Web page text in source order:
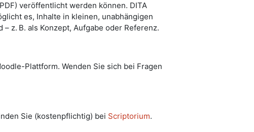
veröffentlicht werden können. DITA
es, Inhalte in kleinen, unabhängigen
z. B. als Konzept, Aufgabe oder Referenz.
Plattform. Wenden Sie sich bei Fragen
Sie (kostenpflichtig) bei Scriptorium.